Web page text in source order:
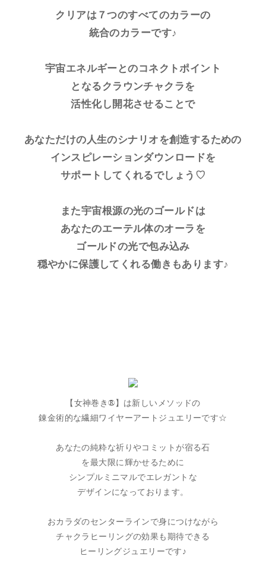
クリアは７つのすべてのカラーの
統合のカラーです♪
宇宙エネルギーとのコネクトポイント
となるクラウンチャクラを
活性化し開花させることで
あなただけの人生のシナリオを創造するための
インスピレーションダウンロードを
サポートしてくれるでしょう♡
また宇宙根源の光のゴールドは
あなたのエーテル体のオーラを
ゴールドの光で包み込み
穏やかに保護してくれる働きもあります♪
【女神巻き®】は新しいメソッドの
錬金術的な繊細ワイヤーアートジュエリーです☆
あなたの純粋な祈りやコミットが宿る石
を最大限に輝かせるために
シンプルミニマルでエレガントな
デザインになっております。
おカラダのセンターラインで身につけながら
チャクラヒーリングの効果も期待できる
ヒーリングジュエリーです♪